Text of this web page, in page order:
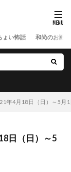
ょい怖話 和尚のお話
年4月18日（日）～5月
日（日）～5